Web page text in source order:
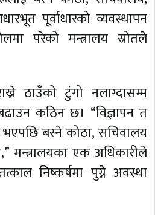
पूर्वाधारको व्यवस्थापन
परेको मन्त्रालय स्रोतले
ठाउँको टुंगो नलाग्दासम्म
कठिन छ। “विज्ञापन त
भएपछि बस्ने कोठा, सचिवालय
मन्त्रालयका एक अधिकारीले
निष्कर्षमा पुग्ने अवस्था